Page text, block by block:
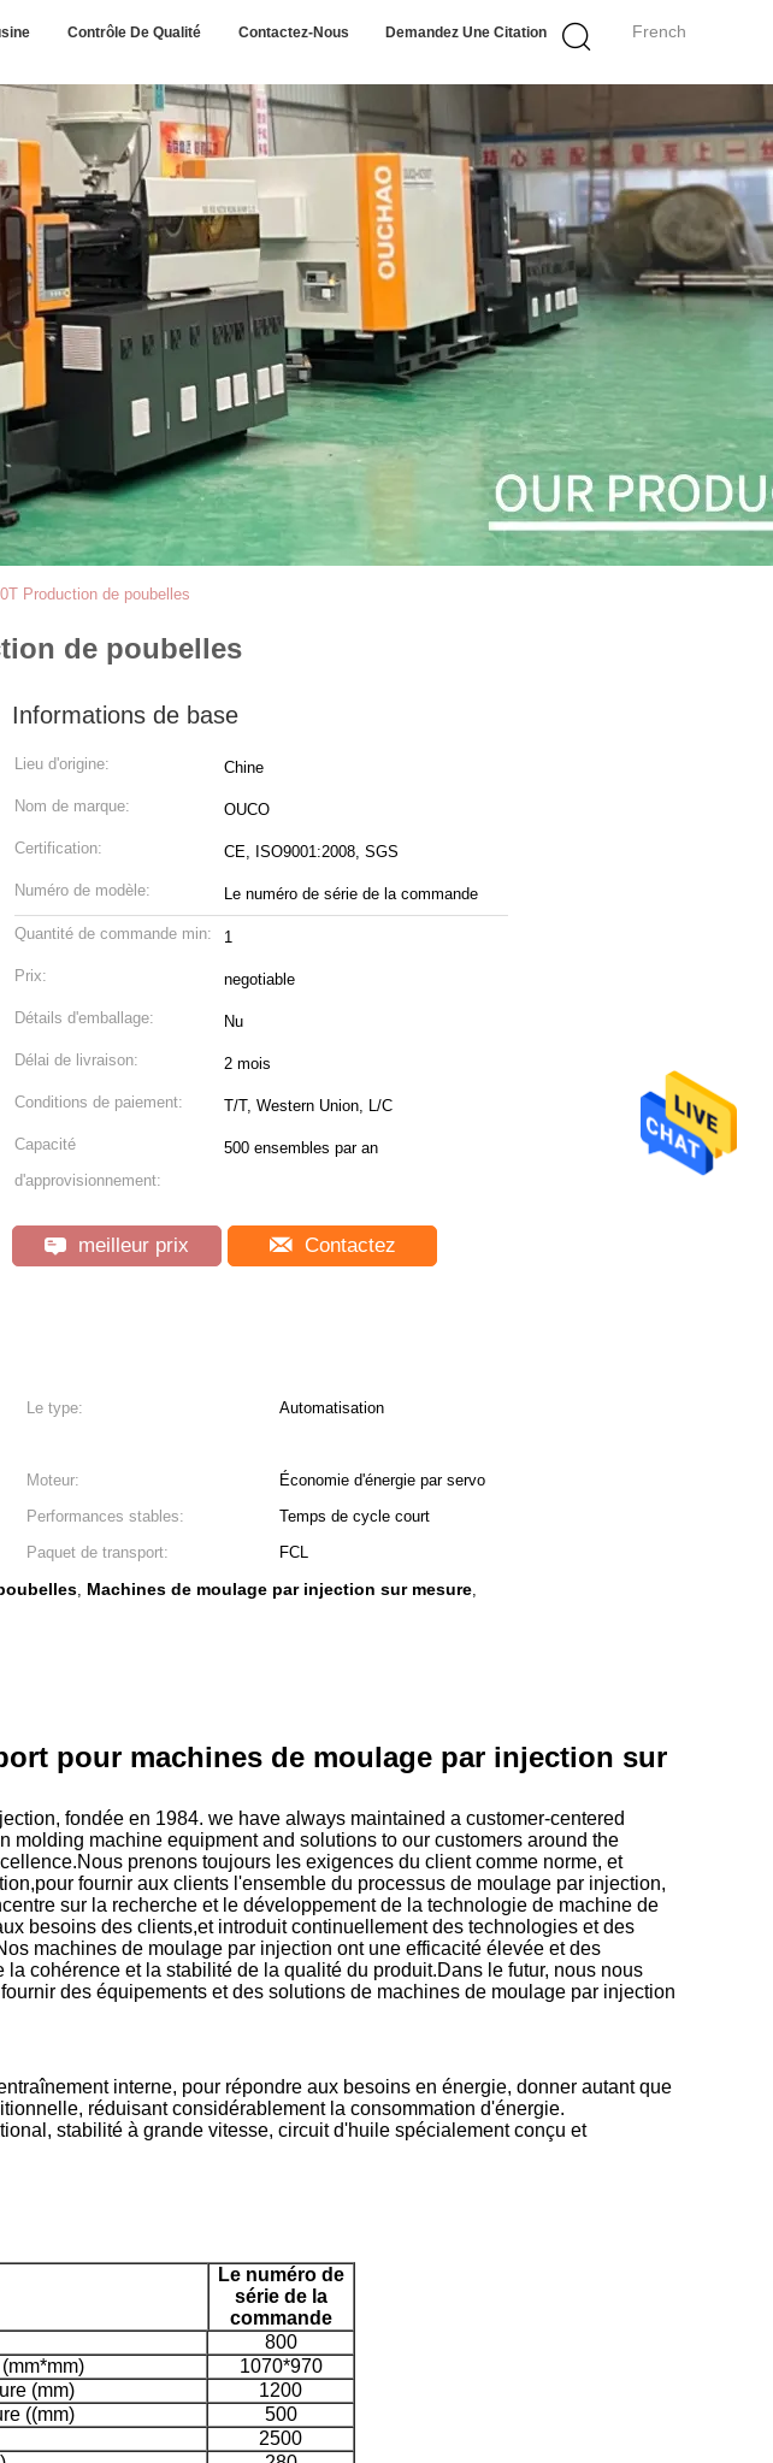
French
Contrôle De Qualité Contactez-Nous Demandez Une Citation
Production de poubelles
de poubelles
Informations de base
Lieu d'origine: Chine
Nom de marque: OUCO
Certification: CE, ISO9001:2008, SGS
Numéro de modèle: Le numéro de série de la commande
Quantité de commande min: 1
Prix: negotiable
Détails d'emballage: Nu
Délai de livraison: 2 mois
Conditions de paiement: T/T, Western Union, L/C
Capacité
d'approvisionnement:
500 ensembles par an
meilleur prix Contactez
Le type: Automatisation
Moteur:
Économie d'énergie par servo
Performances stables:
Temps de cycle court
Paquet de transport:
FCL
, Machines de moulage par injection sur mesure,
pour machines de moulage par injection sur
fondée en 1984. we have always maintained a customer-centered
machine equipment and solutions to our customers around the
Nous prenons toujours les exigences du client comme norme, et
fournir aux clients l'ensemble du processus de moulage par injection,
sur la recherche et le développement de la technologie de machine de
besoins des clients,et introduit continuellement des technologies et des
machines de moulage par injection ont une efficacité élevée et des
cohérence et la stabilité de la qualité du produit.Dans le futur, nous nous
des équipements et des solutions de machines de moulage par injection
interne, pour répondre aux besoins en énergie, donner autant que
réduisant considérablement la consommation d'énergie.
stabilité à grande vitesse, circuit d'huile spécialement conçu et
Le numéro de
série de la
commande
800
1070*970
(mm)
1200
((mm)
500
2500